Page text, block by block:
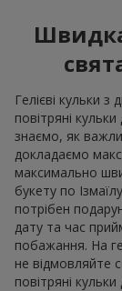
Гелієві кульки
повітряні
знаємо, як
докладаємо
максимально
букету по
потрібен
дату та час
побажання. На
не відмовляйте
повітряні